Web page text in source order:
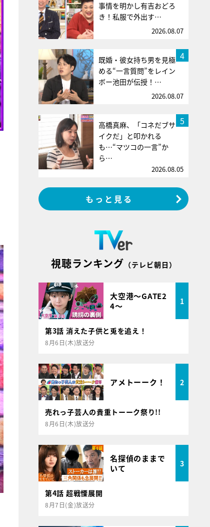
事情を明かし有吉おどろ
き！私服で外出す…
2026.08.07
4
既婚・彼女持ち男を見極
める“一言質問”をレイン
ボー池田が伝授！…
2026.08.07
5
高橋真麻、「コネだブサ
イクだ」と叩かれる
も…“マツコの一言”か
ら…
2026.08.05
もっと見る
視聴ランキング （テレビ朝日）
大空港～GATE2
4～
1
第3話 消えた子供と兎を追え！
8月6日(木)放送分
アメトーーク！ 2
売れっ子芸人の貴重トーーク祭り!!
8月6日(木)放送分
名探偵のままで
いて
3
第4話 超戦慄展開
8月7日(金)放送分